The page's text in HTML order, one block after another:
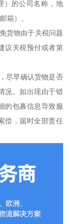
）的公司名称，地
箱）。
货物由于关税问题
议关税预付或者第
尽早确认货物是否
况。如出现由于错
的包裹信息导致服
偿，届时全部责任